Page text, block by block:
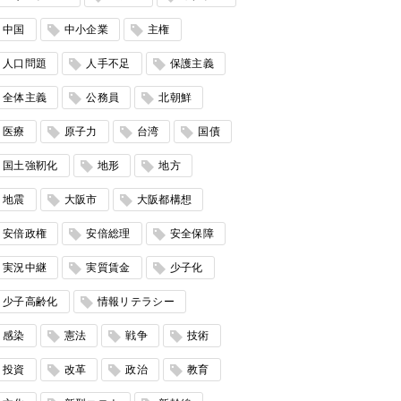
中国 中小企業 主権
人口問題 人手不足 保護主義
全体主義 公務員 北朝鮮
医療 原子力 台湾 国債
国土強靭化 地形 地方
地震 大阪市 大阪都構想
安倍政権 安倍総理 安全保障
実況中継 実質賃金 少子化
少子高齢化 情報リテラシー
感染 憲法 戦争 技術
投資 改革 政治 教育